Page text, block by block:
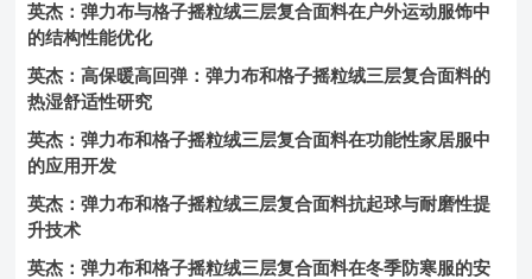
英杰：弹力布与格子摇粒绒三层复合面料在户外运动服饰中
的结构性能优化
英杰：高保暖高回弹：弹力布和格子摇粒绒三层复合面料的
热湿舒适性研究
英杰：弹力布和格子摇粒绒三层复合面料在功能性家居服中
的应用开发
英杰：弹力布和格子摇粒绒三层复合面料抗起球与耐磨性提
升技术
英杰：弹力布和格子摇粒绒三层复合面料在冬季防寒服的安